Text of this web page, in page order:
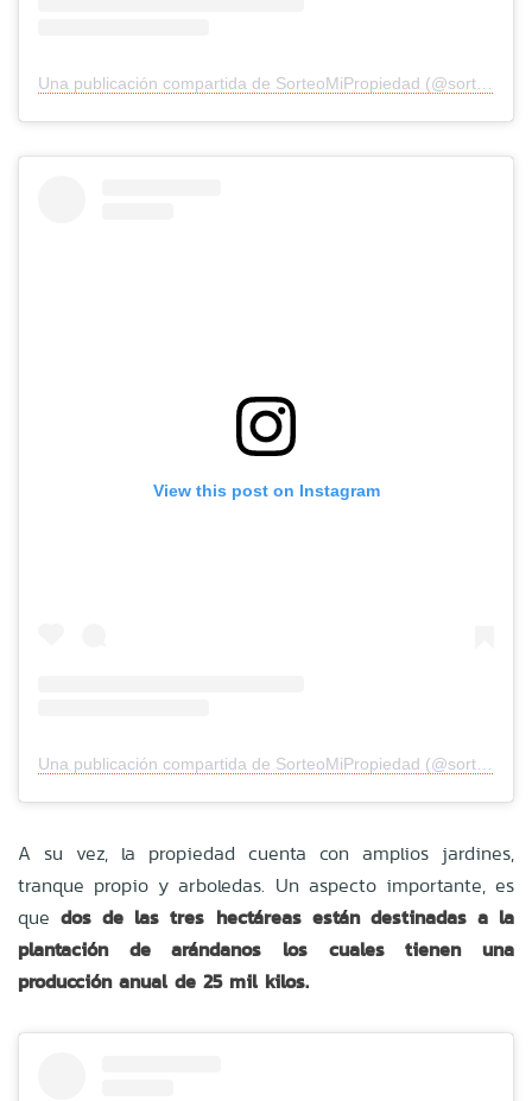
View this post on Instagram
Una publicación compartida de SorteoMiPropiedad (@sorteomipropiedad)
A su vez, la propiedad cuenta con amplios jardines,
tranque propio y arboledas. Un aspecto importante, es
quedos de las tres hectáreas están destinadas a la
plantación de arándanos los cuales tienen una
producción anual de 25 mil kilos.